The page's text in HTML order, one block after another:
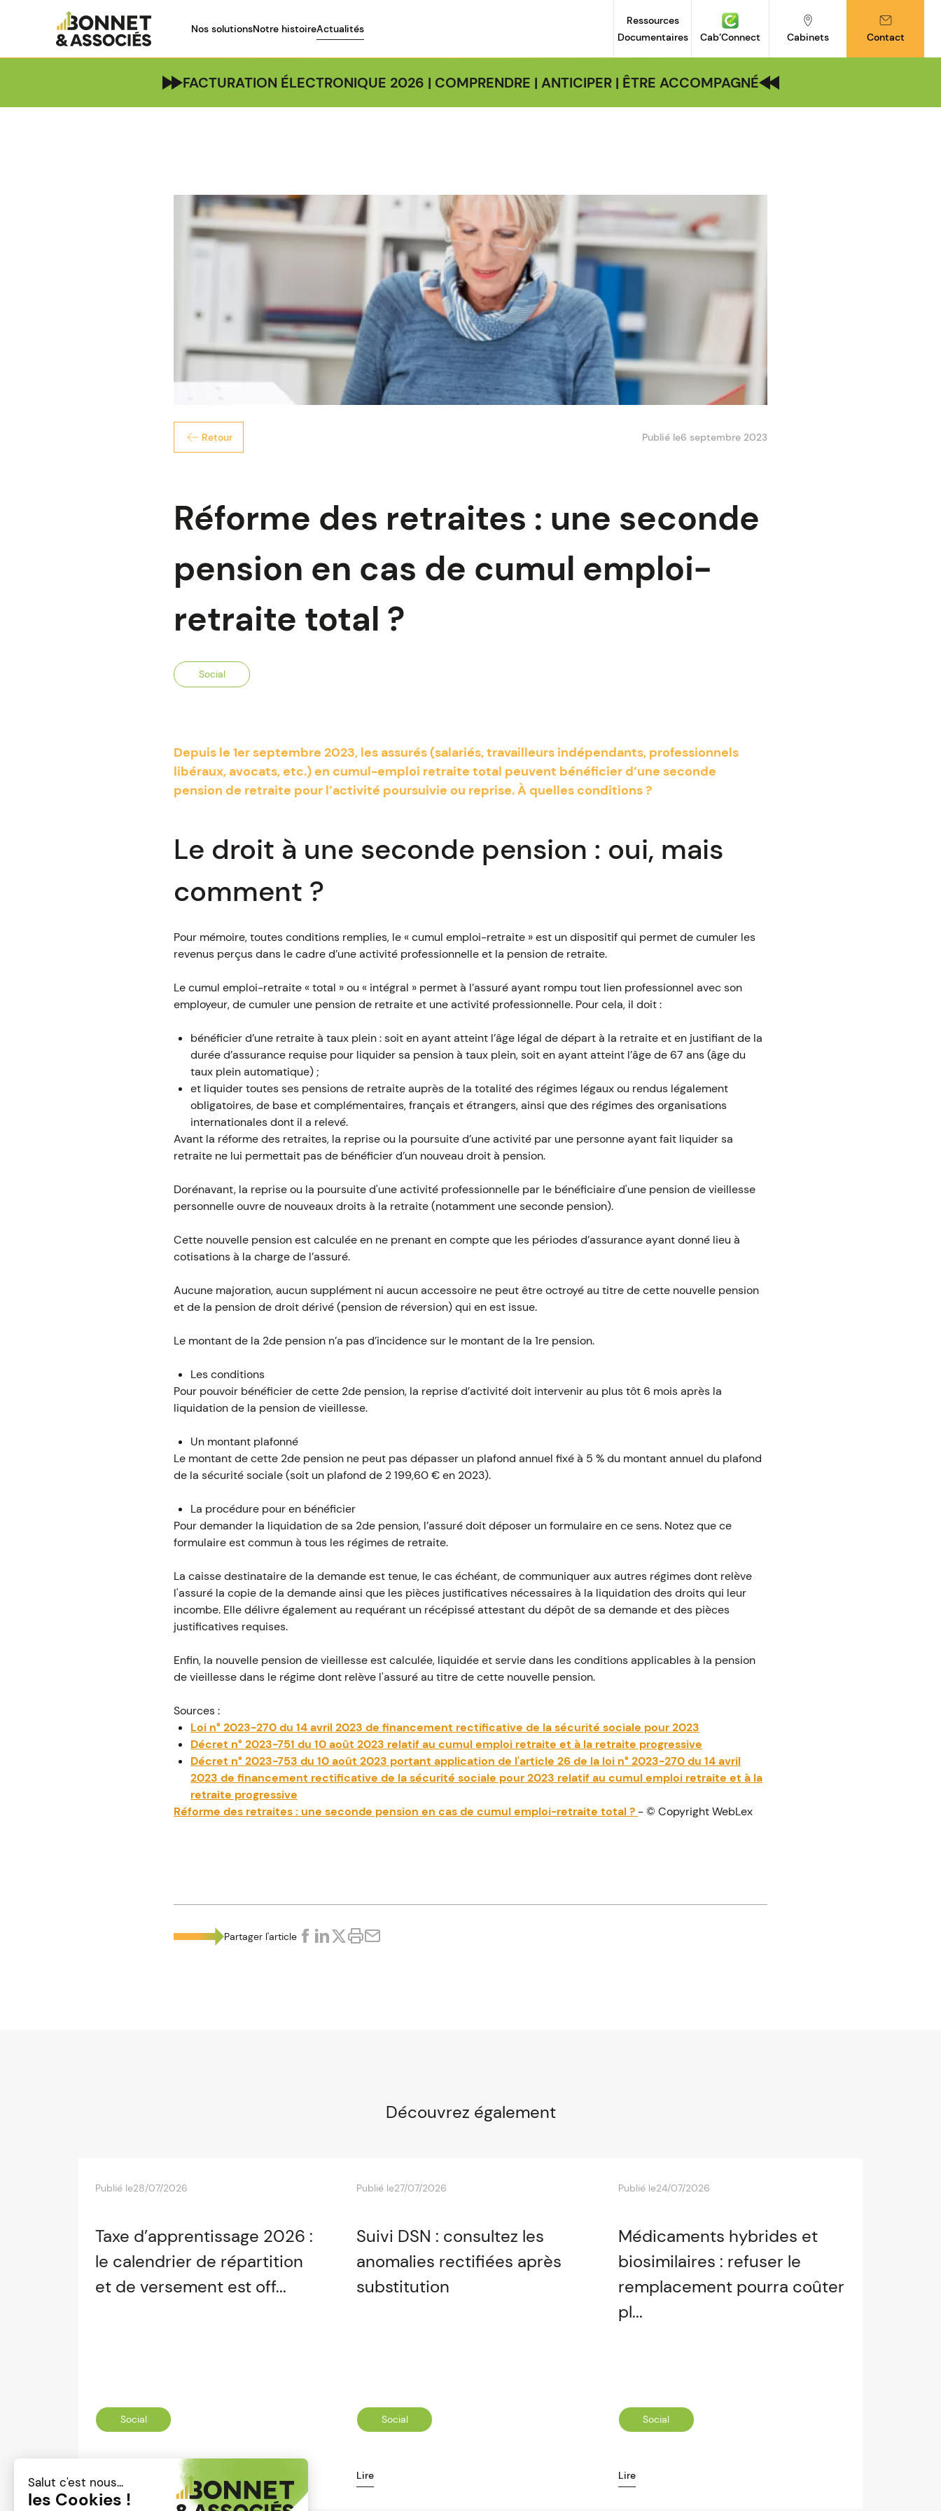
Nos solutionsNotre histoireActualités
Ressources
Documentaires
Cab’Connect Cabinets Contact
FACTURATION ÉLECTRONIQUE 2026 | COMPRENDRE | ANTICIPER | ÊTRE ACCOMPAGNÉ
Retour Publié le6 septembre 2023
Réforme des retraites : une seconde
pension en cas de cumul emploi-
retraite total ?
Social
Depuis le 1er septembre 2023, les assurés (salariés, travailleurs indépendants, professionnels
libéraux, avocats, etc.) en cumul-emploi retraite total peuvent bénéficier d’une seconde
pension de retraite pour l’activité poursuivie ou reprise. À quelles conditions ?
Le droit à une seconde pension : oui, mais
comment ?
Pour mémoire, toutes conditions remplies, le « cumul emploi-retraite » est un dispositif qui permet de cumuler les
revenus perçus dans le cadre d’une activité professionnelle et la pension de retraite.
Le cumul emploi-retraite « total » ou « intégral » permet à l’assuré ayant rompu tout lien professionnel avec son
employeur, de cumuler une pension de retraite et une activité professionnelle. Pour cela, il doit :
bénéficier d’une retraite à taux plein : soit en ayant atteint l’âge légal de départ à la retraite et en justifiant de la
durée d’assurance requise pour liquider sa pension à taux plein, soit en ayant atteint l’âge de 67 ans (âge du
taux plein automatique) ;
et liquider toutes ses pensions de retraite auprès de la totalité des régimes légaux ou rendus légalement
obligatoires, de base et complémentaires, français et étrangers, ainsi que des régimes des organisations
internationales dont il a relevé.
Avant la réforme des retraites, la reprise ou la poursuite d’une activité par une personne ayant fait liquider sa
retraite ne lui permettait pas de bénéficier d’un nouveau droit à pension.
Dorénavant, la reprise ou la poursuite d'une activité professionnelle par le bénéficiaire d'une pension de vieillesse
personnelle ouvre de nouveaux droits à la retraite (notamment une seconde pension).
Cette nouvelle pension est calculée en ne prenant en compte que les périodes d’assurance ayant donné lieu à
cotisations à la charge de l’assuré.
Aucune majoration, aucun supplément ni aucun accessoire ne peut être octroyé au titre de cette nouvelle pension
et de la pension de droit dérivé (pension de réversion) qui en est issue.
Le montant de la 2de pension n’a pas d’incidence sur le montant de la 1re pension.
Les conditions
Pour pouvoir bénéficier de cette 2de pension, la reprise d’activité doit intervenir au plus tôt 6 mois après la
liquidation de la pension de vieillesse.
Un montant plafonné
Le montant de cette 2de pension ne peut pas dépasser un plafond annuel fixé à 5 % du montant annuel du plafond
de la sécurité sociale (soit un plafond de 2 199,60 € en 2023).
La procédure pour en bénéficier
Pour demander la liquidation de sa 2de pension, l’assuré doit déposer un formulaire en ce sens. Notez que ce
formulaire est commun à tous les régimes de retraite.
La caisse destinataire de la demande est tenue, le cas échéant, de communiquer aux autres régimes dont relève
l'assuré la copie de la demande ainsi que les pièces justificatives nécessaires à la liquidation des droits qui leur
incombe. Elle délivre également au requérant un récépissé attestant du dépôt de sa demande et des pièces
justificatives requises.
Enfin, la nouvelle pension de vieillesse est calculée, liquidée et servie dans les conditions applicables à la pension
de vieillesse dans le régime dont relève l'assuré au titre de cette nouvelle pension.
Sources :
Loi n° 2023-270 du 14 avril 2023 de financement rectificative de la sécurité sociale pour 2023
Décret n° 2023-751 du 10 août 2023 relatif au cumul emploi retraite et à la retraite progressive
Décret n° 2023-753 du 10 août 2023 portant application de l'article 26 de la loi n° 2023-270 du 14 avril
2023 de financement rectificative de la sécurité sociale pour 2023 relatif au cumul emploi retraite et à la
retraite progressive
Réforme des retraites : une seconde pension en cas de cumul emploi-retraite total ? - © Copyright WebLex
Partager l'article
Découvrez également
Publié le28/07/2026
Taxe d’apprentissage 2026 :
le calendrier de répartition
et de versement est off...
Social
Publié le27/07/2026
Suivi DSN : consultez les
anomalies rectifiées après
substitution
Social
Lire
Publié le24/07/2026
Médicaments hybrides et
biosimilaires : refuser le
remplacement pourra coûter
pl...
Social
Lire